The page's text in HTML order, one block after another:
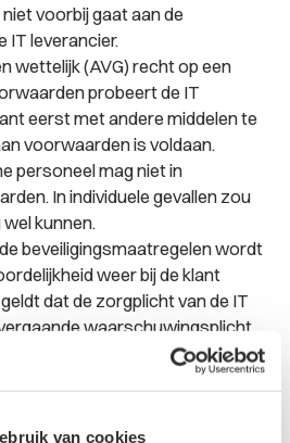
van cookies
voorbij gaat aan de
IT leverancier.
wettelijk (AVG) recht op een
probeert de IT
eerst met andere middelen te
voorwaarden is voldaan.
personeel mag niet in
In individuele gevallen zou
kunnen.
beveiligingsmaatregelen wordt
weer bij de klant
dat de zorgplicht van de IT
waarschuwingsplicht
van de IT leverancier is
schade te dekken.